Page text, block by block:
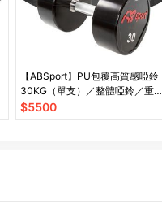
【ABSport】PU包覆高質感啞鈴
30KG（單支）／整體啞鈴／重量
啞鈴／重量訓練
$5500